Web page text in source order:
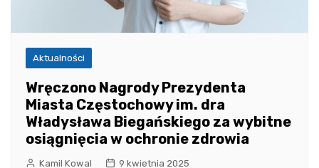
Aktualności
Wręczono Nagrody Prezydenta
Miasta Częstochowy im. dra
Władysława Biegańskiego za wybitne
osiągnięcia w ochronie zdrowia
Kamil Kowal 9 kwietnia 2025